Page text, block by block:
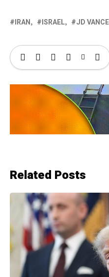
IRAN ISRAEL JD VANCE
Related Posts